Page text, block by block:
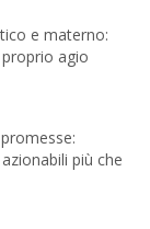
e materno:
agio
più che